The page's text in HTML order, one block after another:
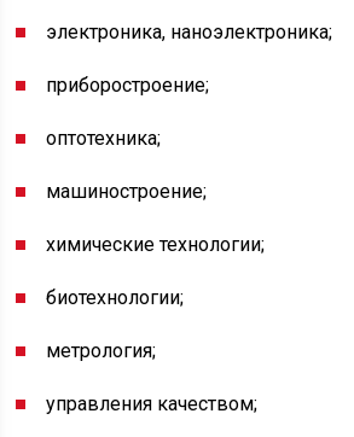
электроника, наноэлектроника;
приборостроение;
оптотехника;
машиностроение;
химические технологии;
биотехнологии;
метрология;
управления качеством;